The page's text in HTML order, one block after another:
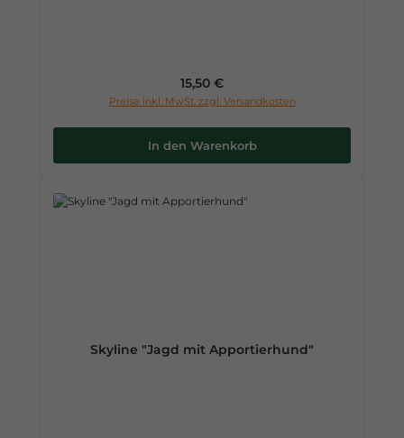
Regulärer Preis:
15,50 €
Preise inkl. MwSt. zzgl. Versandkosten
In den Warenkorb
Skyline "Jagd mit Apportierhund"